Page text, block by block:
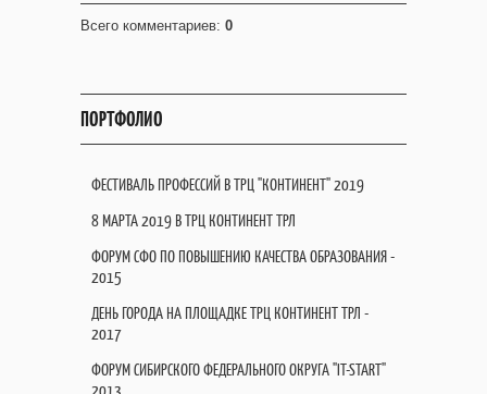
Всего комментариев: 0
ПОРТФОЛИО
ФЕСТИВАЛЬ ПРОФЕССИЙ В ТРЦ "КОНТИНЕНТ" 2019
8 МАРТА 2019 В ТРЦ КОНТИНЕНТ ТРЛ
ФОРУМ СФО ПО ПОВЫШЕНИЮ КАЧЕСТВА ОБРАЗОВАНИЯ -
2015
ДЕНЬ ГОРОДА НА ПЛОЩАДКЕ ТРЦ КОНТИНЕНТ ТРЛ -
2017
ФОРУМ СИБИРСКОГО ФЕДЕРАЛЬНОГО ОКРУГА "IT-START"